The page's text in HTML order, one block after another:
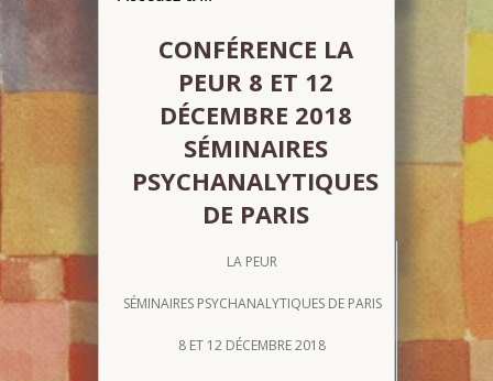
CONFÉRENCE LA
PEUR 8 ET 12
DÉCEMBRE 2018
SÉMINAIRES
PSYCHANALYTIQUES
DE PARIS
LA PEUR
SÉMINAIRES PSYCHANALYTIQUES DE PARIS
8 ET 12 DÉCEMBRE 2018